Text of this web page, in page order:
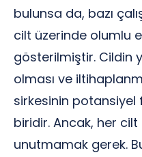
bulunsa da, bazı
cilt üzerinde olumlu
gösterilmiştir. Cildin
olması ve
sirkesinin
biridir. Ancak, her
unutmamak gerek.